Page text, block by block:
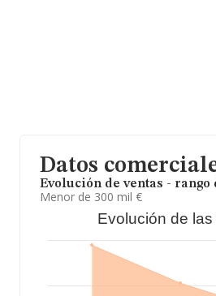
Datos
Evolución de ventas -
Menor de 300 mil €
Evolución de